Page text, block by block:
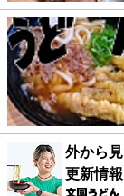
外から
更新情報
文園うどん